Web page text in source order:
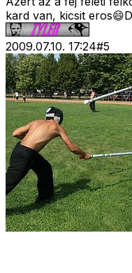
kard van, kicsit
2009.07.10. 17:24#5